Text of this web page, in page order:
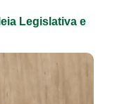
Legislativa e